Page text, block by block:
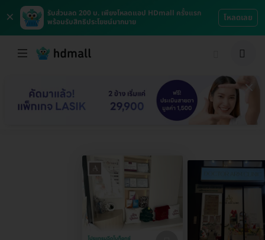
×
รับส่วนลด 200 บ. เพียงโหลดแอป HDmall ครั้งแรก
พร้อมรับสิทธิประโยชน์มากมาย
โหลดเลย